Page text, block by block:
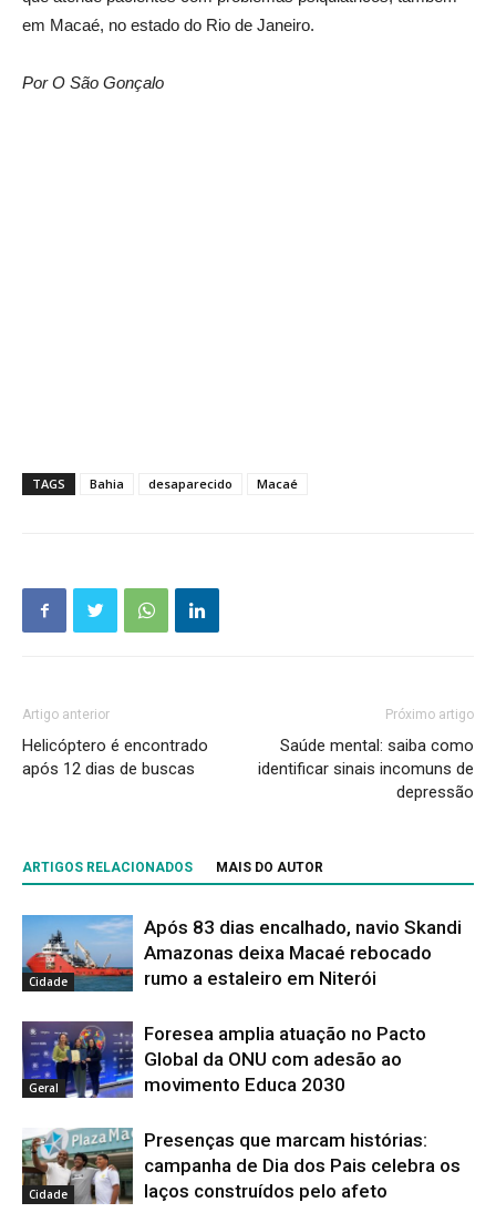
em Macaé, no estado do Rio de Janeiro.
Por O São Gonçalo
TAGS Bahia desaparecido Macaé
Artigo anterior
Helicóptero é encontrado
após 12 dias de buscas
Próximo artigo
Saúde mental: saiba como
identificar sinais incomuns de
depressão
ARTIGOS RELACIONADOS MAIS DO AUTOR
Cidade
Após 83 dias encalhado, navio Skandi
Amazonas deixa Macaé rebocado
rumo a estaleiro em Niterói
Geral
Foresea amplia atuação no Pacto
Global da ONU com adesão ao
movimento Educa 2030
Cidade
Presenças que marcam histórias:
campanha de Dia dos Pais celebra os
laços construídos pelo afeto